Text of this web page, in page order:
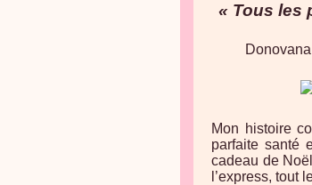
« Tous les
Mon histoire
parfaite santé
cadeau de
l’express, tout